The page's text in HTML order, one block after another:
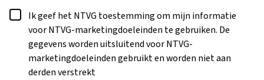
Ik geef het NTVG toestemming om mijn informatie
voor NTVG-marketingdoeleinden te gebruiken. De
gegevens worden uitsluitend voor NTVG-
marketingdoeleinden gebruikt en worden niet aan
derden verstrekt